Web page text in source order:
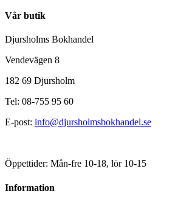
Vår butik
Djursholms Bokhandel
Vendevägen 8
182 69 Djursholm
Tel: 08-755 95 60
E-post: info@djursholmsbokhandel.se
Öppettider: Mån-fre 10-18, lör 10-15
Information